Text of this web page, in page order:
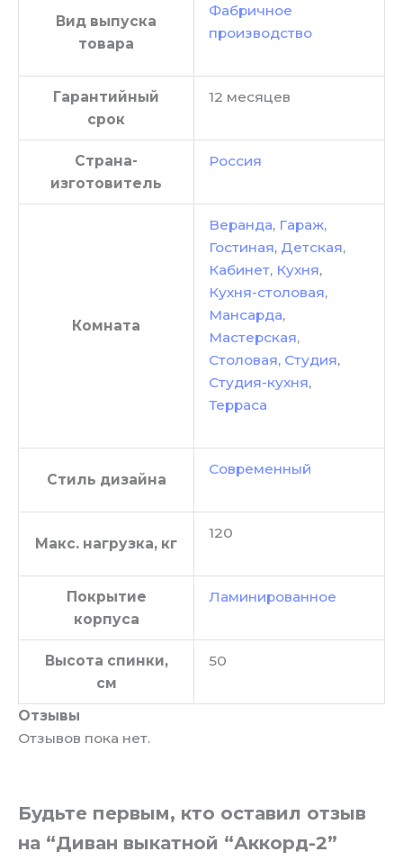
Вид выпуска
товара
Фабричное
производство
Гарантийный
срок
12 месяцев
Страна-
изготовитель
Россия
Комната
Веранда, Гараж,
Гостиная, Детская,
Кабинет, Кухня,
Кухня-столовая,
Мансарда,
Мастерская,
Столовая, Студия,
Студия-кухня,
Терраса
Стиль дизайна
Современный
Макс. нагрузка, кг
120
Покрытие
корпуса
Ламинированное
Высота спинки,
см
50
Отзывы
Отзывов пока нет.
Будьте первым, кто оставил отзыв
на “Диван выкатной “Аккорд-2”